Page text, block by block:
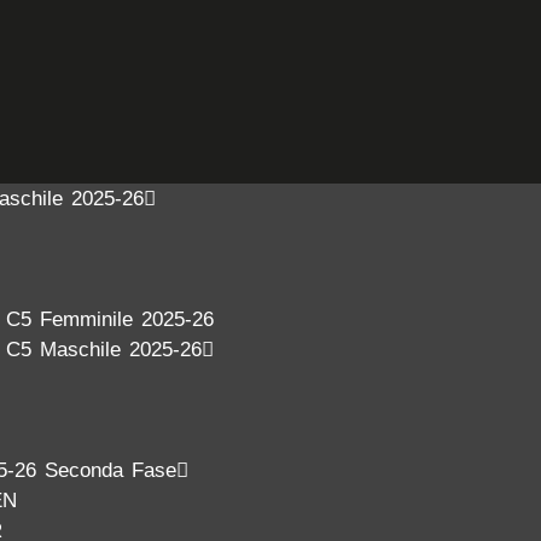
2025-26
Femminile 2025-26
Maschile 2025-26
26 Seconda Fase